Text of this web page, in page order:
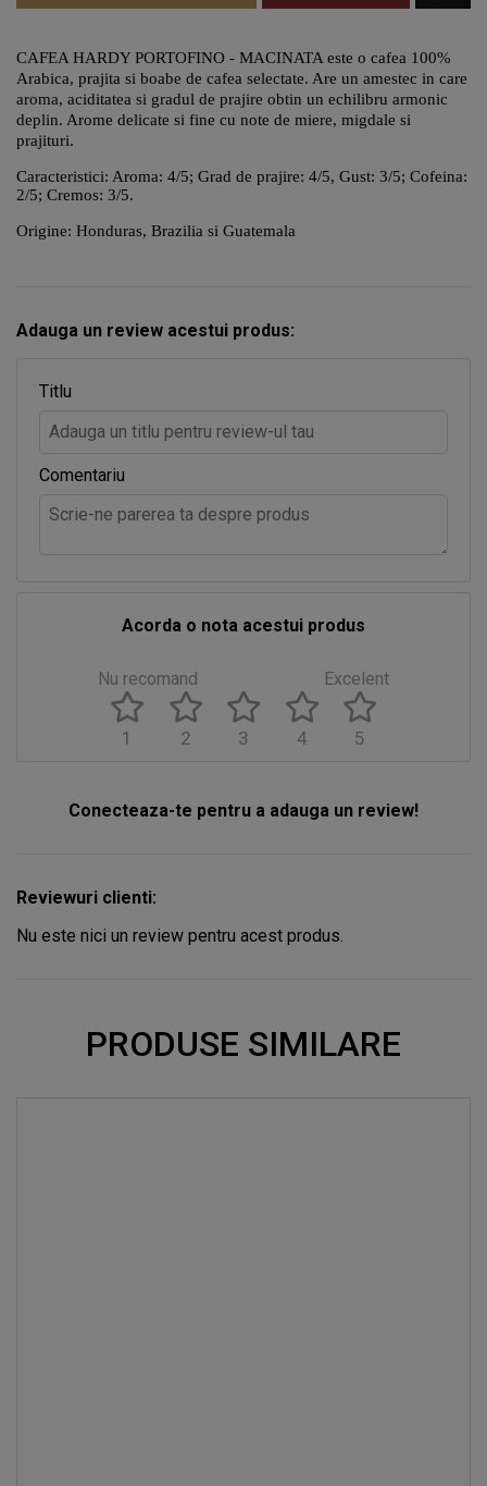
CAFEA HARDY PORTOFINO - MACINATA este o cafea 100%
Arabica, prajita si boabe de cafea selectate. Are un amestec in care
aroma, aciditatea si gradul de prajire obtin un echilibru armonic
deplin. Arome delicate si fine cu note de miere, migdale si
prajituri.
Caracteristici: Aroma: 4/5; Grad de prajire: 4/5, Gust: 3/5; Cofeina:
2/5; Cremos: 3/5.
Origine: Honduras, Brazilia si Guatemala
Adauga un review acestui produs:
Titlu
Comentariu
Acorda o nota acestui produs
Nu recomand Excelent
5
4
3
2
1
Conecteaza-te pentru a adauga un review!
Reviewuri clienti:
Nu este nici un review pentru acest produs.
PRODUSE SIMILARE